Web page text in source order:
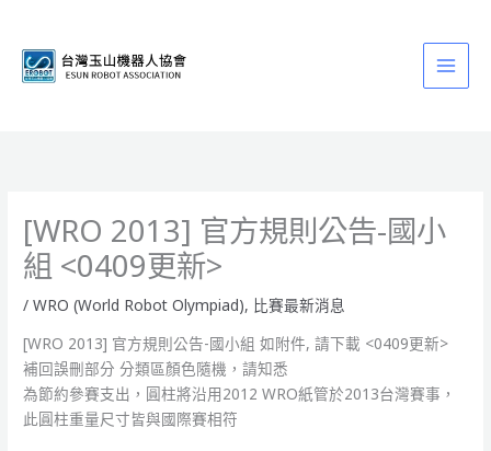
[WRO 2013] 官方規則公告-國小
組 <0409更新>
/WRO (World Robot Olympiad), 比賽最新消息
[WRO 2013] 官方規則公告-國小組 如附件, 請下載 <0409更新>
補回誤刪部分 分類區顏色隨機，請知悉
為節約參賽支出，圓柱將沿用2012 WRO紙管於2013台灣賽事，
此圓柱重量尺寸皆與國際賽相符